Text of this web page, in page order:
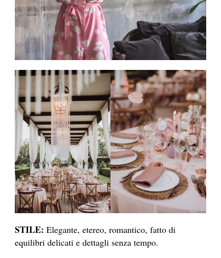
STILE: Elegante, etereo, romantico, fatto di
equilibri delicati e dettagli senza tempo.